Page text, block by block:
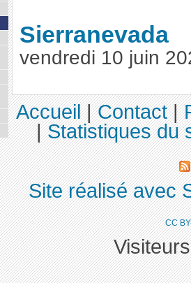
Sierranevada
vendredi 10 juin
Accueil|Contact|
|Statistiques du
Site réalisé avec
CC